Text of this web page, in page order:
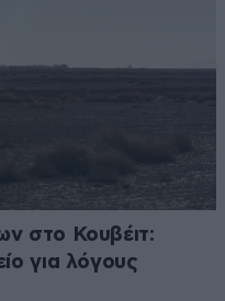
στο Κουβέιτ:
για λόγους